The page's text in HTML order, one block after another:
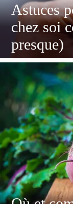
Astuces
chez soi
presque)